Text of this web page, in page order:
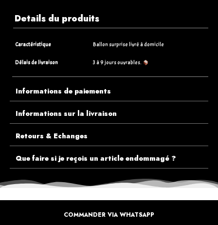
Details du produits
Caractéristique Ballon surprise livré à domicile
Délais de livraison 3 à 9 jours ouvrables.
Informations de paiements
Informations sur la livraison
Retours & Echanges
Que faire si je reçois un article endommagé ?
COMMANDER VIA WHATSAPP